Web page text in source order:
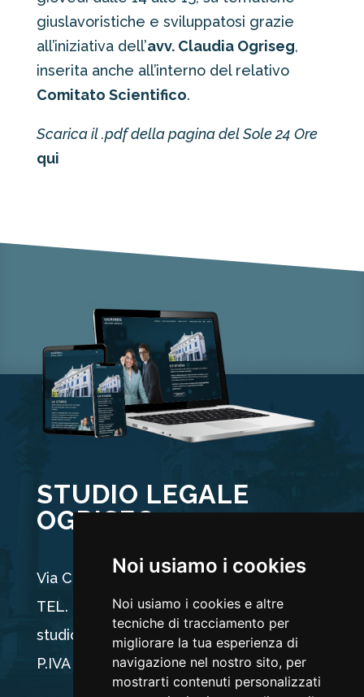
Noi usiamo i cookies
Noi usiamo i cookies e altre
tecniche di tracciamento per
migliorare la tua esperienza di
navigazione nel nostro sito, per
mostrarti contenuti personalizzati
giuslavoristiche e sviluppatosi grazie
all’iniziativa dell’avv. Claudia Ogriseg,
inserita anche all’interno del relativo
Comitato Scientifico.
Scarica il .pdf della pagina del Sole 24 Ore
qui
STUDIO LEGALE
OGRISEG
Via Carducci 44, 33100 Udine
TEL. +39 0432 512704
studio@ogriseg.legal
P.IVA 02590960304